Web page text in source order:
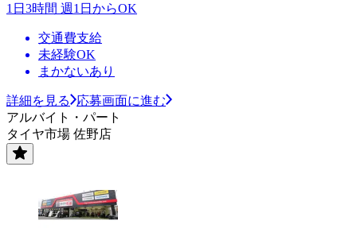
1日3時間 週1日からOK
交通費支給
未経験OK
まかないあり
詳細を見る
応募画面に進む
アルバイト・パート
タイヤ市場 佐野店